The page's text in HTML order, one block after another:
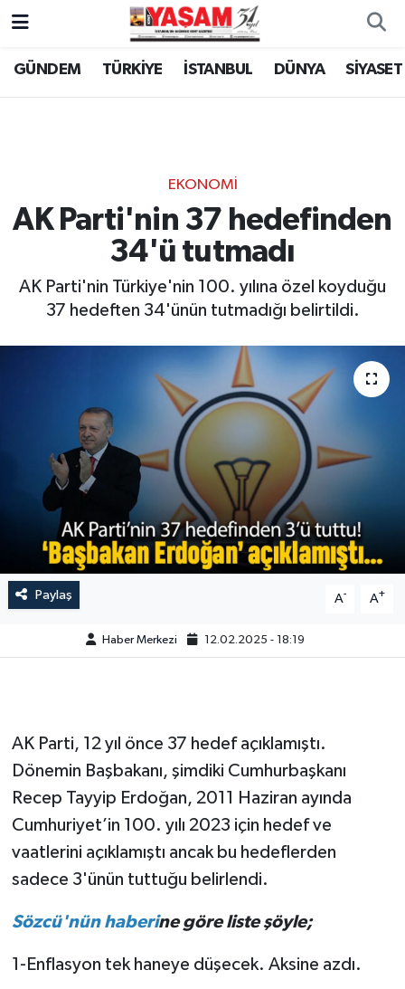
GÜNDEM TÜRKİYE İSTANBUL DÜNYA SİYASET
EKONOMİ
AK Parti'nin 37 hedefinden
34'ü tutmadı
AK Parti'nin Türkiye'nin 100. yılına özel koyduğu
37 hedeften 34'ünün tutmadığı belirtildi.
Paylaş A- A+
Haber Merkezi 12.02.2025 - 18:19
AK Parti, 12 yıl önce 37 hedef açıklamıştı.
Dönemin Başbakanı, şimdiki Cumhurbaşkanı
Recep Tayyip Erdoğan, 2011 Haziran ayında
Cumhuriyet’in 100. yılı 2023 için hedef ve
vaatlerini açıklamıştı ancak bu hedeflerden
sadece 3'ünün tuttuğu belirlendi.
Sözcü'nün haberine göre liste şöyle;
1-Enflasyon tek haneye düşecek. Aksine azdı.